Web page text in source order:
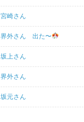
宮崎さん
界外さん 出た〜
坂上さん
界外さん
坂元さん